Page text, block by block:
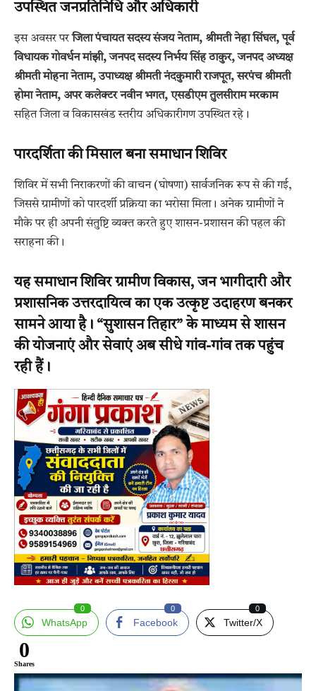
उपस्थित जनप्रतिनिधि और अधिकारी
इस अवसर परजिला पंचायत सदस्य संजय नेताम, श्रीमती नेहा सिंघल, पूर्व
विधायक गोवर्धन मांझी, जनपद सदस्य निर्भय सिंह ठाकुर, जनपद अध्यक्ष
श्रीमती मोहना नेताम, उपाध्यक्ष श्रीमती नंदकुमारी राजपूत, सरपंच श्रीमती
होमा नेताम, अपर कलेक्टर नवीन भगत, एसडीएम तुलसीराम मरकाम
सहित जिला व विकासखंड स्तरीय अधिकारीगण उपस्थित रहे।
पारदर्शिता की मिसाल बना समाधान शिविर
शिविर में सभी निराकरणों की वाचन (घोषणा) सार्वजनिक रूप से की गई,
जिससे ग्रामीणों को पारदर्शी प्रक्रिया का भरोसा मिला। अनेक ग्रामीणों ने
मौके पर ही अपनी संतुष्टि व्यक्त करते हुए शासन-प्रशासन की पहल की
सराहना की।
यह समाधान शिविर ग्रामीण विकास, जन भागीदारी और
प्रशासनिक उत्तरदायित्व का एक उत्कृष्ट उदाहरण बनकर
सामने आया है। “सुशासन तिहार” के माध्यम से शासन
की योजनाएं और सेवाएं अब सीधे गांव-गांव तक पहुंच
रही हैं।
WhatsApp
0
Facebook
0
Twitter/X
0
0
Shares